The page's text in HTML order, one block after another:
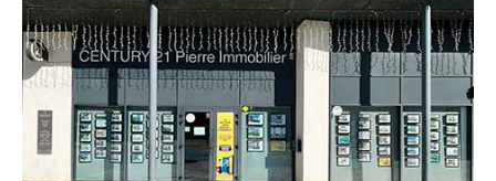
CENTURY 21 Pierre Immobilier
46 rue des Bouchers Résidence des
Galeries Nouvelles
MOULINS - 03000